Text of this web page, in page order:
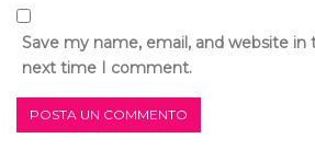
Save my name, email, and website
next time I comment.